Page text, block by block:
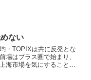
ない
・TOPIXは共に反発とな
場はプラス圏で始まり、
海市場を気にすることな